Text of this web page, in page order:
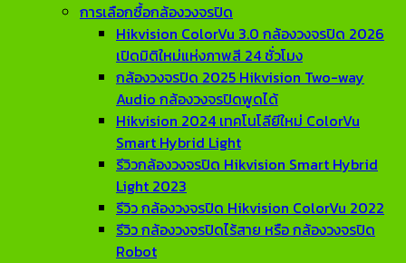
การเลือกซื้อกล้องวงจรปิด
Hikvision ColorVu 3.0 กล้องวงจรปิด 2026
เปิดมิติใหม่แห่งภาพสี 24 ชั่วโมง
กล้องวงจรปิด 2025 Hikvision Two-way
Audio กล้องวงจรปิดพูดได้
Hikvision 2024 เทคโนโลียีใหม่ ColorVu
Smart Hybrid Light
รีวิวกล้องวงจรปิด Hikvision Smart Hybrid
Light 2023
รีวิว กล้องวงจรปิด Hikvision ColorVu 2022
รีวิว กล้องวงจรปิดไร้สาย หรือ กล้องวงจรปิด
Robot